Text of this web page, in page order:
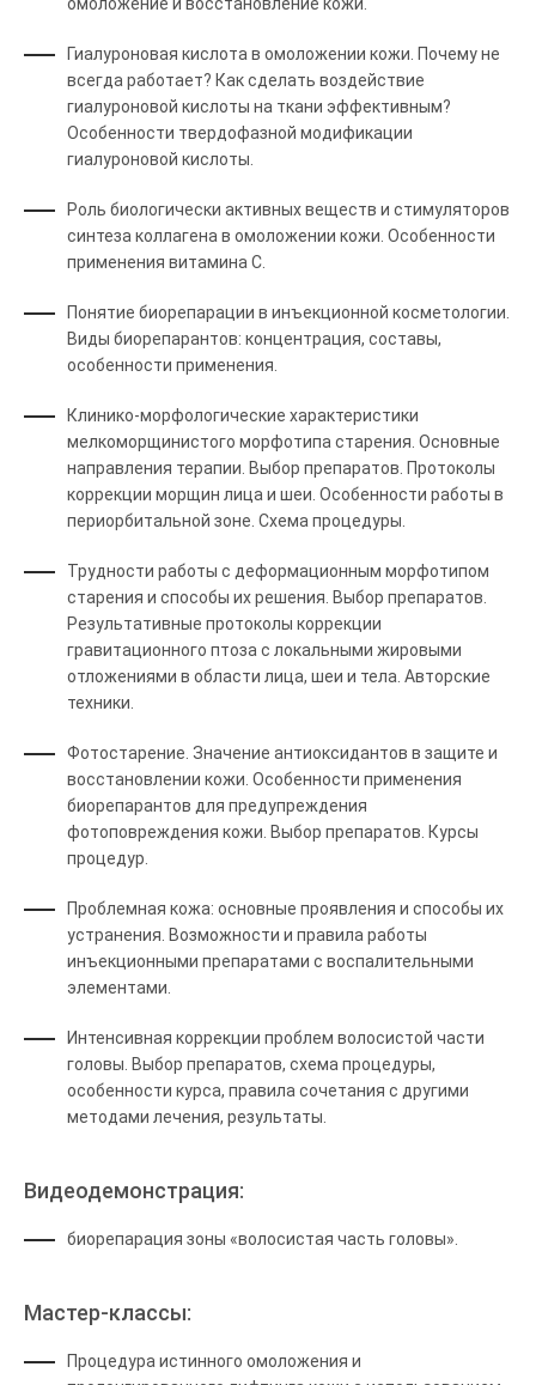
Гиалуроновая кислота в омоложении кожи. Почему не
всегда работает? Как сделать воздействие
гиалуроновой кислоты на ткани эффективным?
Особенности твердофазной модификации
гиалуроновой кислоты.
Роль биологически активных веществ и стимуляторов
синтеза коллагена в омоложении кожи. Особенности
применения витамина С.
Понятие биорепарации в инъекционной косметологии.
Виды биорепарантов: концентрация, составы,
особенности применения.
Клинико-морфологические характеристики
мелкоморщинистого морфотипа старения. Основные
направления терапии. Выбор препаратов. Протоколы
коррекции морщин лица и шеи. Особенности работы в
периорбитальной зоне. Схема процедуры.
Трудности работы с деформационным морфотипом
старения и способы их решения. Выбор препаратов.
Результативные протоколы коррекции
гравитационного птоза с локальными жировыми
отложениями в области лица, шеи и тела. Авторские
техники.
Фотостарение. Значение антиоксидантов в защите и
восстановлении кожи. Особенности применения
биорепарантов для предупреждения
фотоповреждения кожи. Выбор препаратов. Курсы
процедур.
Проблемная кожа: основные проявления и способы их
устранения. Возможности и правила работы
инъекционными препаратами с воспалительными
элементами.
Интенсивная коррекции проблем волосистой части
головы. Выбор препаратов, схема процедуры,
особенности курса, правила сочетания с другими
методами лечения, результаты.
Видеодемонстрация:
биорепарация зоны «волосистая часть головы».
Мастер-классы:
Процедура истинного омоложения и